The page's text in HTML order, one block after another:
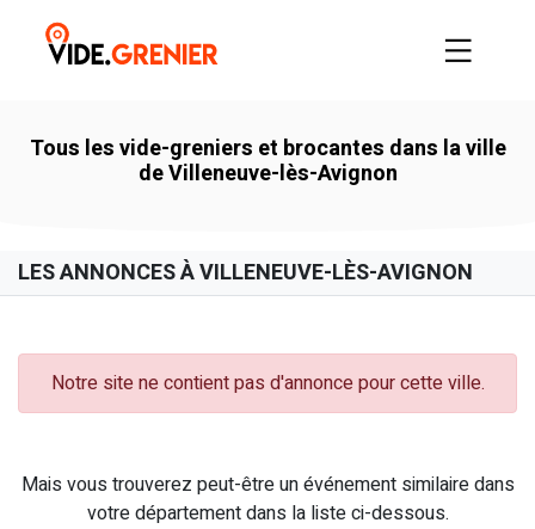
Tous les vide-greniers et brocantes dans la ville
de Villeneuve-lès-Avignon
LES ANNONCES À VILLENEUVE-LÈS-AVIGNON
Notre site ne contient pas d'annonce pour cette ville.
Mais vous trouverez peut-être un événement similaire dans
votre département dans la liste ci-dessous.